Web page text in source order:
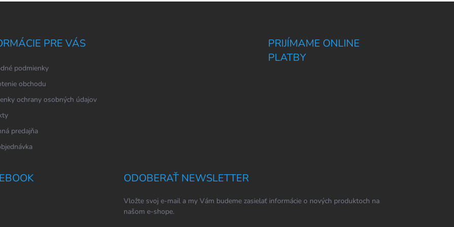
PRE VÁS
podmienky
obchodu
ochrany osobných údajov
predajňa
PRIJÍMAME ONLINE
PLATBY
ODOBERAŤ NEWSLETTER
Vložte svoj e-mail a my Vám budeme zasielať informácie o nových produktoch na
našom e-shope.